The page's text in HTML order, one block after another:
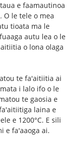
e faamautinoa
O le tele o mea
tioata ma le
autu lea o le
o lona olaga
te fa'aitiitia ai
i lalo ifo o le
te gaosia e
laina e
e 1200°C. E sili
e fa'aaoga ai.